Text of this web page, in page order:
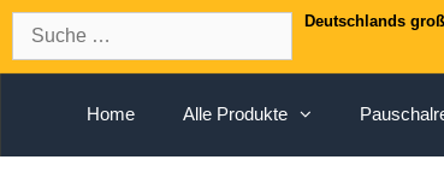
Springe
zum
Inhalt
nach:
Deutschlands
Home Alle Produkte